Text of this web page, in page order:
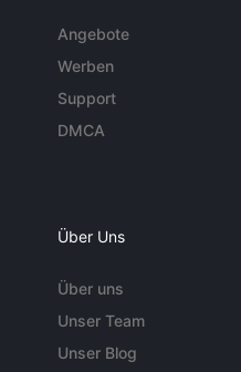
Angebote
Werben
Support
DMCA
Über Uns
Über uns
Unser Team
Unser Blog